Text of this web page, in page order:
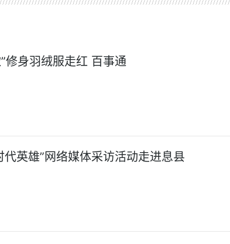
修身羽绒服走红 百事通
代英雄”网络媒体采访活动走进息县